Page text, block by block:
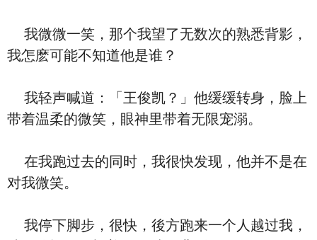
我微微一笑，那个我望了无数次的熟悉背影，
我怎麽可能不知道他是谁？
我轻声喊道：「王俊凯？」他缓缓转身，脸上
带着温柔的微笑，眼神里带着无限宠溺。
在我跑过去的同时，我很快发现，他并不是在
对我微笑。
我停下脚步，很快，後方跑来一个人越过我，